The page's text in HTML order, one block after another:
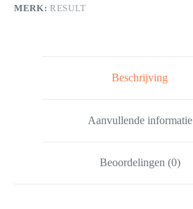
MERK: RESULT
Beschrijving
Aanvullende informatie
Beoordelingen (0)